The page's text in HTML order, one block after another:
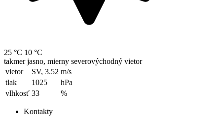
25 °C 10 °C
takmer jasno, mierny severovýchodný vietor
vietor
SV, 3.52 m/s
tlak
1025
hPa
vlhkosť 33 %
Kontakty